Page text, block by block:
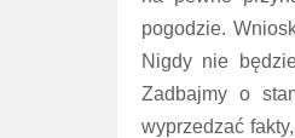
pogodzie.
Nigdy nie
Zadbajmy o
wyprzedzać